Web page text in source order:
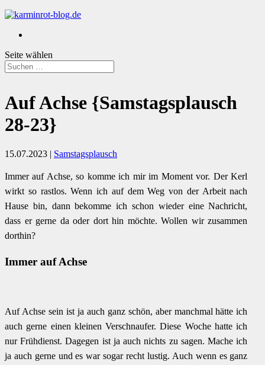
Seite wählen
Auf Achse {Samstagsplausch
28-23}
15.07.2023 | Samstagsplausch
Immer auf Achse, so komme ich mir im Moment vor. Der Kerl
wirkt so rastlos. Wenn ich auf dem Weg von der Arbeit nach
Hause bin, dann bekomme ich schon wieder eine Nachricht,
dass er gerne da oder dort hin möchte. Wollen wir zusammen
dorthin?
Immer auf Achse
Auf Achse sein ist ja auch ganz schön, aber manchmal hätte ich
auch gerne einen kleinen Verschnaufer. Diese Woche hatte ich
nur Frühdienst. Dagegen ist ja auch nichts zu sagen. Mache ich
ja auch gerne und es war sogar recht lustig. Auch wenn es ganz